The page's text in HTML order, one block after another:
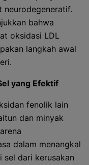
neurodegeneratif.
bahwa
oksidasi LDL
langkah awal
yang Efektif
fenolik lain
dan minyak
dalam menangkal
sel dari kerusakan